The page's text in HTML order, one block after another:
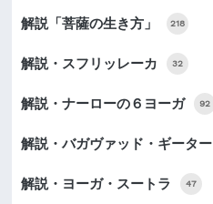
解説「菩薩の生き方」 218
解説・スフリッレーカ 32
解説・ナーローの６ヨーガ 92
解説・バガヴァッド・ギーター
解説・ヨーガ・スートラ 47